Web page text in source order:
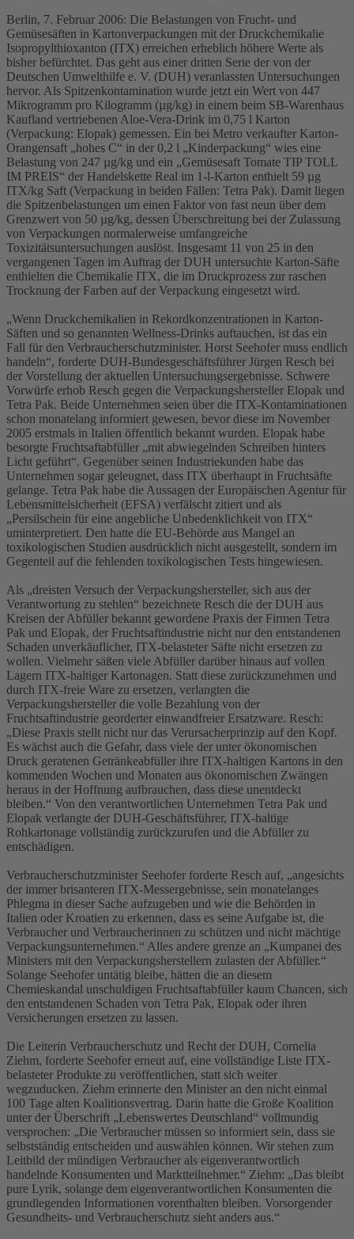
Berlin, 7. Februar 2006: Die Belastungen von Frucht- und
Gemüsesäften in Kartonverpackungen mit der Druckchemikalie
Isopropylthioxanton (ITX) erreichen erheblich höhere Werte als
bisher befürchtet. Das geht aus einer dritten Serie der von der
Deutschen Umwelthilfe e. V. (DUH) veranlassten Untersuchungen
hervor. Als Spitzenkontamination wurde jetzt ein Wert von 447
Mikrogramm pro Kilogramm (µg/kg) in einem beim SB-Warenhaus
Kaufland vertriebenen Aloe-Vera-Drink im 0,75 l Karton
(Verpackung: Elopak) gemessen. Ein bei Metro verkaufter Karton-
Orangensaft „hohes C“ in der 0,2 l „Kinderpackung“ wies eine
Belastung von 247 µg/kg und ein „Gemüsesaft Tomate TIP TOLL
IM PREIS“ der Handelskette Real im 1-l-Karton enthielt 59 µg
ITX/kg Saft (Verpackung in beiden Fällen: Tetra Pak). Damit liegen
die Spitzenbelastungen um einen Faktor von fast neun über dem
Grenzwert von 50 µg/kg, dessen Überschreitung bei der Zulassung
von Verpackungen normalerweise umfangreiche
Toxizitätsuntersuchungen auslöst. Insgesamt 11 von 25 in den
vergangenen Tagen im Auftrag der DUH untersuchte Karton-Säfte
enthielten die Chemikalie ITX, die im Druckprozess zur raschen
Trocknung der Farben auf der Verpackung eingesetzt wird.
„Wenn Druckchemikalien in Rekordkonzentrationen in Karton-
Säften und so genannten Wellness-Drinks auftauchen, ist das ein
Fall für den Verbraucherschutzminister. Horst Seehofer muss endlich
handeln“, forderte DUH-Bundesgeschäftsführer Jürgen Resch bei
der Vorstellung der aktuellen Untersuchungsergebnisse. Schwere
Vorwürfe erhob Resch gegen die Verpackungshersteller Elopak und
Tetra Pak. Beide Unternehmen seien über die ITX-Kontaminationen
schon monatelang informiert gewesen, bevor diese im November
2005 erstmals in Italien öffentlich bekannt wurden. Elopak habe
besorgte Fruchtsaftabfüller „mit abwiegelnden Schreiben hinters
Licht geführt“. Gegenüber seinen Industriekunden habe das
Unternehmen sogar geleugnet, dass ITX überhaupt in Fruchtsäfte
gelange. Tetra Pak habe die Aussagen der Europäischen Agentur für
Lebensmittelsicherheit (EFSA) verfälscht zitiert und als
„Persilschein für eine angebliche Unbedenklichkeit von ITX“
uminterpretiert. Den hatte die EU-Behörde aus Mangel an
toxikologischen Studien ausdrücklich nicht ausgestellt, sondern im
Gegenteil auf die fehlenden toxikologischen Tests hingewiesen.
Als „dreisten Versuch der Verpackungshersteller, sich aus der
Verantwortung zu stehlen“ bezeichnete Resch die der DUH aus
Kreisen der Abfüller bekannt gewordene Praxis der Firmen Tetra
Pak und Elopak, der Fruchtsaftindustrie nicht nur den entstandenen
Schaden unverkäuflicher, ITX-belasteter Säfte nicht ersetzen zu
wollen. Vielmehr säßen viele Abfüller darüber hinaus auf vollen
Lagern ITX-haltiger Kartonagen. Statt diese zurückzunehmen und
durch ITX-freie Ware zu ersetzen, verlangten die
Verpackungshersteller die volle Bezahlung von der
Fruchtsaftindustrie georderter einwandfreier Ersatzware. Resch:
„Diese Praxis stellt nicht nur das Verursacherprinzip auf den Kopf.
Es wächst auch die Gefahr, dass viele der unter ökonomischen
Druck geratenen Getränkeabfüller ihre ITX-haltigen Kartons in den
kommenden Wochen und Monaten aus ökonomischen Zwängen
heraus in der Hoffnung aufbrauchen, dass diese unentdeckt
bleiben.“ Von den verantwortlichen Unternehmen Tetra Pak und
Elopak verlangte der DUH-Geschäftsführer, ITX-haltige
Rohkartonage vollständig zurückzurufen und die Abfüller zu
entschädigen.
Verbraucherschutzminister Seehofer forderte Resch auf, „angesichts
der immer brisanteren ITX-Messergebnisse, sein monatelanges
Phlegma in dieser Sache aufzugeben und wie die Behörden in
Italien oder Kroatien zu erkennen, dass es seine Aufgabe ist, die
Verbraucher und Verbraucherinnen zu schützen und nicht mächtige
Verpackungsunternehmen.“ Alles andere grenze an „Kumpanei des
Ministers mit den Verpackungsherstellern zulasten der Abfüller.“
Solange Seehofer untätig bleibe, hätten die an diesem
Chemieskandal unschuldigen Fruchtsaftabfüller kaum Chancen, sich
den entstandenen Schaden von Tetra Pak, Elopak oder ihren
Versicherungen ersetzen zu lassen.
Die Leiterin Verbraucherschutz und Recht der DUH, Cornelia
Ziehm, forderte Seehofer erneut auf, eine vollständige Liste ITX-
belasteter Produkte zu veröffentlichen, statt sich weiter
wegzuducken. Ziehm erinnerte den Minister an den nicht einmal
100 Tage alten Koalitionsvertrag. Darin hatte die Große Koalition
unter der Überschrift „Lebenswertes Deutschland“ vollmundig
versprochen: „Die Verbraucher müssen so informiert sein, dass sie
selbstständig entscheiden und auswählen können. Wir stehen zum
Leitbild der mündigen Verbraucher als eigenverantwortlich
handelnde Konsumenten und Marktteilnehmer.“ Ziehm: „Das bleibt
pure Lyrik, solange dem eigenverantwortlichen Konsumenten die
grundlegenden Informationen vorenthalten bleiben. Vorsorgender
Gesundheits- und Verbraucherschutz sieht anders aus.“